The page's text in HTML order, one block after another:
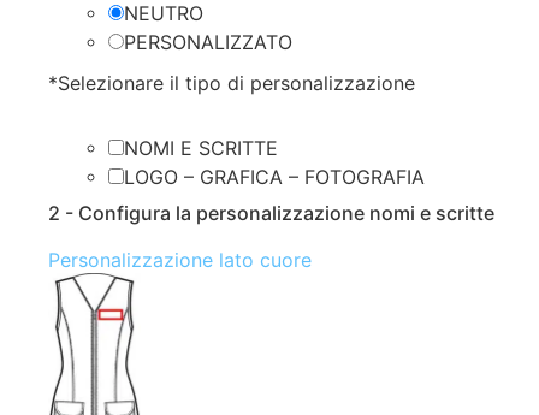
NEUTRO
PERSONALIZZATO
*Selezionare il tipo di personalizzazione
NOMI E SCRITTE
LOGO – GRAFICA – FOTOGRAFIA
2 - Configura la personalizzazione nomi e scritte
Personalizzazione lato cuore